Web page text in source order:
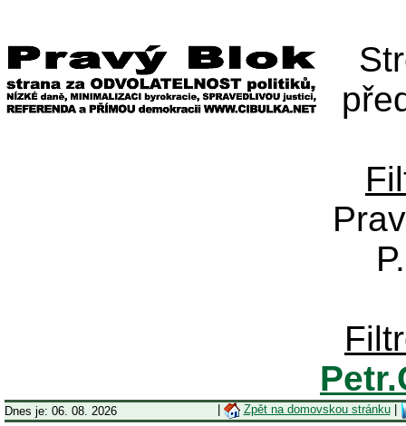
Dnes je: 06. 08. 2026 Zpět na domovskou stránku|